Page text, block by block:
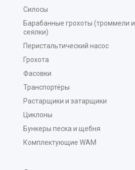
Силосы
Барабанные грохоты (троммели и
сеялки)
Перистальтический насос
Грохота
Фасовки
Транспортёры
Растарщики и затарщики
Циклоны
Бункеры песка и щебня
Комплектующие WAM